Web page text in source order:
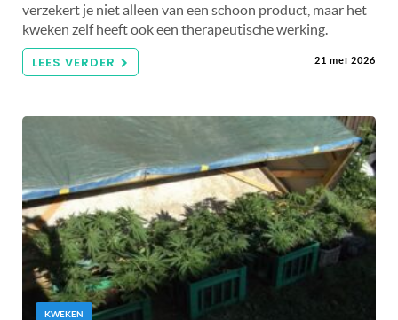
verzekert je niet alleen van een schoon product, maar het
kweken zelf heeft ook een therapeutische werking.
LEES VERDER 21 mei 2026
KWEKEN